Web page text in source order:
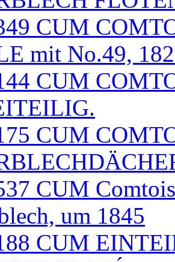
CUM
mit No.49,
CUM
CUM
CUM
um 1845
CUM